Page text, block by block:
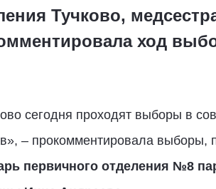
Тучково,
ход
сегодня проходят выборы в
– прокомментировала выборы,
первичного отделения №8